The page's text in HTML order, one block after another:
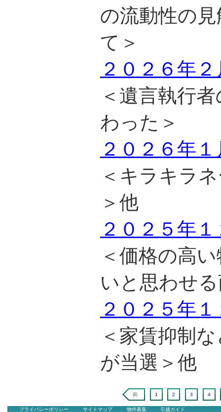
の流動性の
て＞
２０２６年
＜遺言執行
わった＞
２０２６年
＜キラキラ
＞他
２０２５年
＜価格の高
いと思わせ
２０２５年
＜家賃抑制
が当選＞他
前 1 2 3 4
プライバシーポリシー サイトマップ 物件募集 引越ガイド